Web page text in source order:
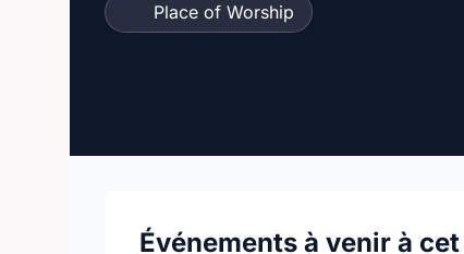
Place of Worship
Événements à venir à